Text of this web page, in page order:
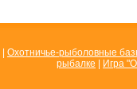
Охотничье-рыболовные
рыбалке
Игра